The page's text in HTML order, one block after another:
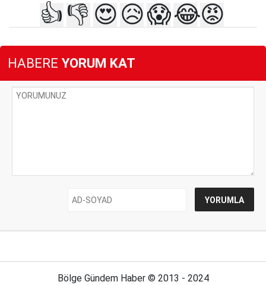
👍 👎 😍😥😱😂😡
HABERE YORUM KAT
Bölge Gündem Haber © 2013 - 2024